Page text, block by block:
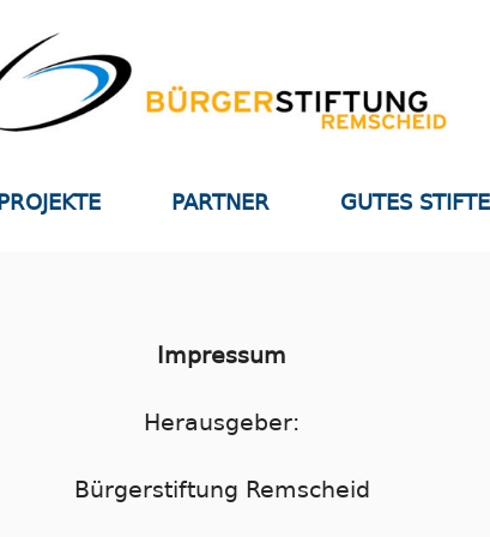
PROJEKTE PARTNER GUTES
Impressum
Herausgeber:
Bürgerstiftung Remscheid